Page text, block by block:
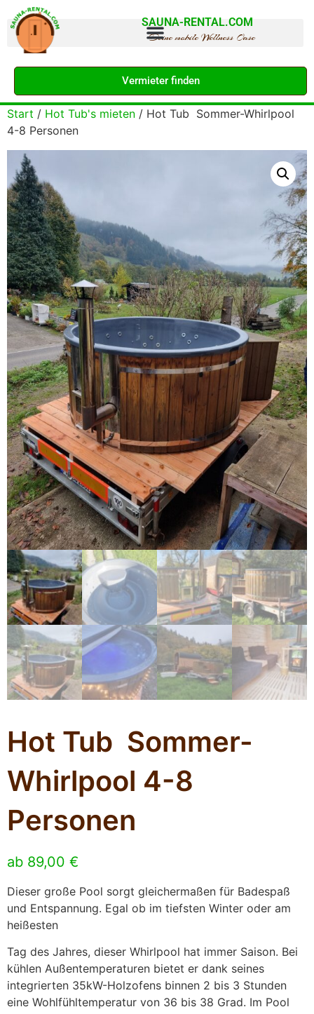
SAUNA-RENTAL.COM
Deine mobile Wellness Oase
Vermieter finden
Start / Hot Tub's mieten / Hot Tub Sommer-Whirlpool
4-8 Personen
Hot Tub Sommer-
Whirlpool 4-8
Personen
ab 89,00 €
Dieser große Pool sorgt gleichermaßen für Badespaß
und Entspannung. Egal ob im tiefsten Winter oder am
heißesten
Tag des Jahres, dieser Whirlpool hat immer Saison. Bei
kühlen Außentemperaturen bietet er dank seines
integrierten 35kW-Holzofens binnen 2 bis 3 Stunden
eine Wohlfühltemperatur von 36 bis 38 Grad. Im Pool